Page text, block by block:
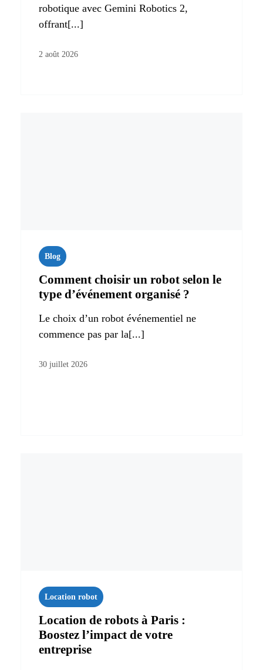
robotique avec Gemini Robotics 2,
offrant[...]
2 août 2026
Blog
Comment choisir un robot selon le
type d’événement organisé ?
Le choix d’un robot événementiel ne
commence pas par la[...]
30 juillet 2026
Location robot
Location de robots à Paris :
Boostez l’impact de votre
entreprise